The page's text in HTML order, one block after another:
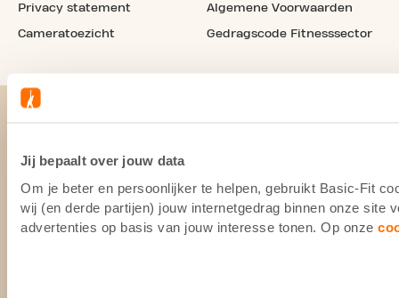
Jij bepaalt over jouw data
Om je beter en persoonlijker te helpen, gebruikt Basic-Fit
wij (en derde partijen) jouw internetgedrag binnen onze site
advertenties op basis van jouw interesse tonen. Op onze
Privacy statement
Cameratoezicht
Algemene Voorwaarden
Gedragscode Fitnesssector